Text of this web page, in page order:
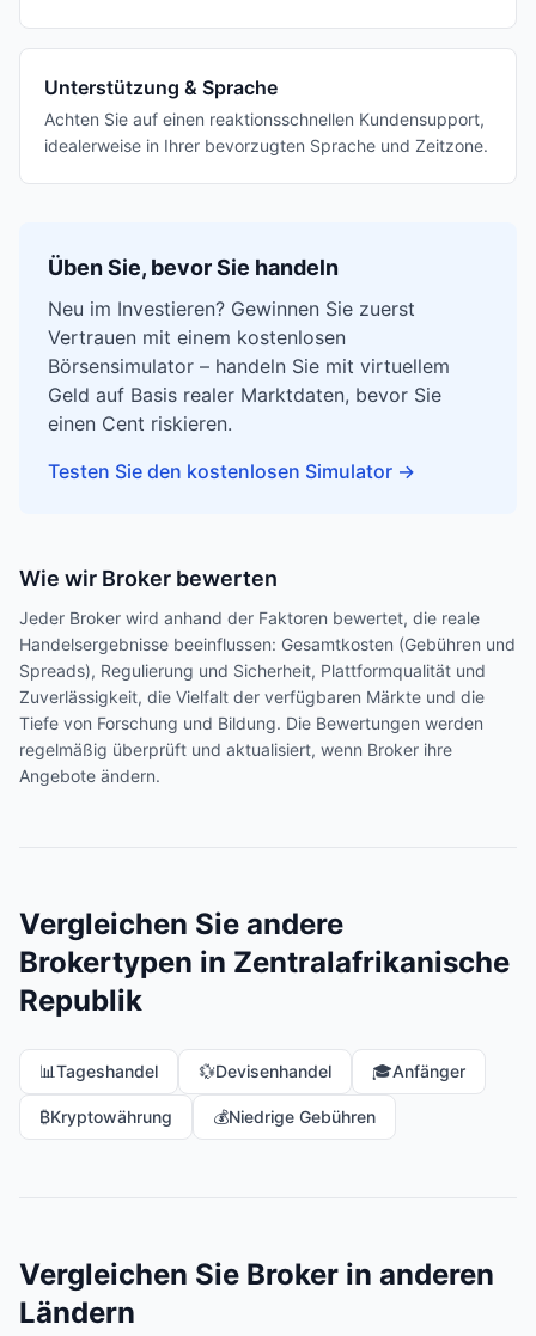
Unterstützung & Sprache
Achten Sie auf einen reaktionsschnellen Kundensupport,
idealerweise in Ihrer bevorzugten Sprache und Zeitzone.
Üben Sie, bevor Sie handeln
Neu im Investieren? Gewinnen Sie zuerst
Vertrauen mit einem kostenlosen
Börsensimulator – handeln Sie mit virtuellem
Geld auf Basis realer Marktdaten, bevor Sie
einen Cent riskieren.
Testen Sie den kostenlosen Simulator →
Wie wir Broker bewerten
Jeder Broker wird anhand der Faktoren bewertet, die reale
Handelsergebnisse beeinflussen: Gesamtkosten (Gebühren und
Spreads), Regulierung und Sicherheit, Plattformqualität und
Zuverlässigkeit, die Vielfalt der verfügbaren Märkte und die
Tiefe von Forschung und Bildung. Die Bewertungen werden
regelmäßig überprüft und aktualisiert, wenn Broker ihre
Angebote ändern.
Vergleichen Sie andere
Brokertypen in Zentralafrikanische
Republik
📊Tageshandel 💱Devisenhandel 🎓Anfänger
₿Kryptowährung 💰Niedrige Gebühren
Vergleichen Sie Broker in anderen
Ländern